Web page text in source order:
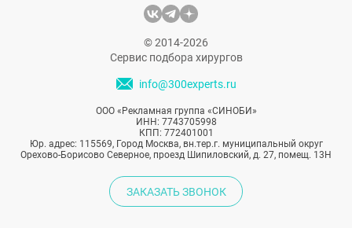
пластического хирурга. Именно лифтинг
приводит лицо в соответствие с
молодостью духа, буквально поворачивая
вспять стрелки часов.
© 2014-2026
Сервис подбора хирургов
info@300experts.ru
ООО «Рекламная группа «СИНОБИ»
ИНН: 7743705998
КПП: 772401001
Юр. адрес: 115569, Город Москва, вн.тер.г. муниципальный округ
Орехово-Борисово Северное, проезд Шипиловский, д. 27, помещ. 13Н
ЗАКАЗАТЬ ЗВОНОК